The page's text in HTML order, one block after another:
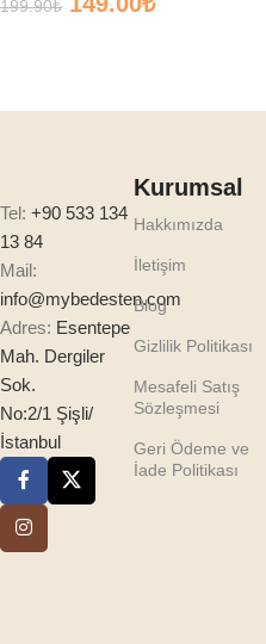
199.90₺
Tel: +90 533 134
13 84
Mail:
info@mybedesten.com
Adres: Esentepe
Mah. Dergiler
Sok.
No:2/1 Şişli/
İstanbul
Kurumsal
Hakkımızda
İletişim
Blog
Gizlilik Politikası
Mesafeli Satış
Sözleşmesi
Geri Ödeme ve
İade Politikası